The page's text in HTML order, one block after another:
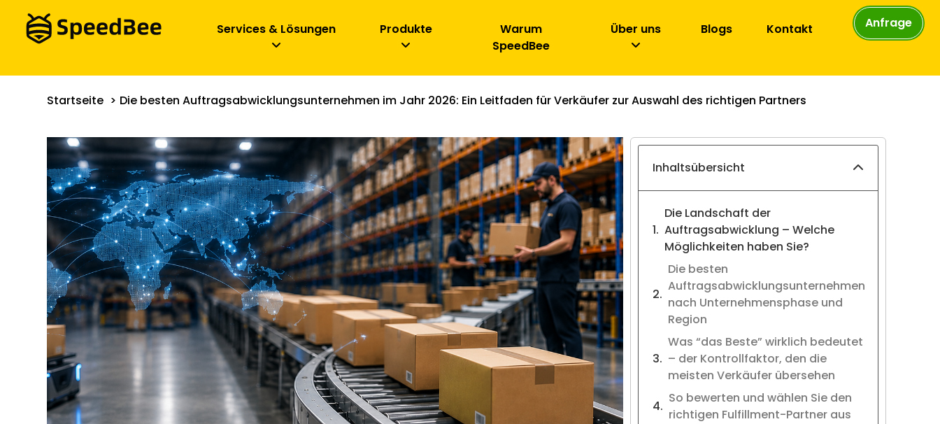
Services & Lösungen Produkte
Warum
SpeedBee
Über uns Blogs Kontakt Anfrage
Startseite Die besten Auftragsabwicklungsunternehmen im Jahr 2026: Ein Leitfaden für Verkäufer zur Auswahl des richtigen Partners
Inhaltsübersicht
Die Landschaft der
Auftragsabwicklung – Welche
Möglichkeiten haben Sie?
Die besten
Auftragsabwicklungsunternehmen
nach Unternehmensphase und
Region
Was “das Beste” wirklich bedeutet
– der Kontrollfaktor, den die
meisten Verkäufer übersehen
So bewerten und wählen Sie den
richtigen Fulfillment-Partner aus